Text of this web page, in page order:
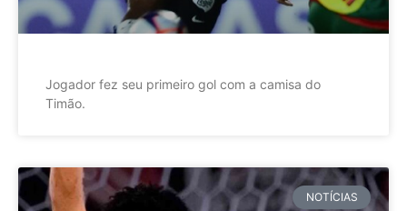
Jogador fez seu primeiro gol com a camisa do
Timão.
NOTÍCIAS